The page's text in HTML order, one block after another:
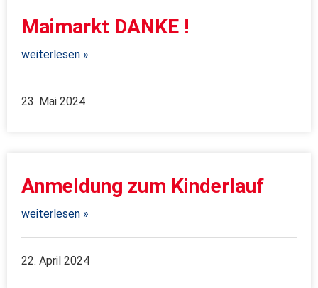
Maimarkt DANKE !
weiterlesen »
23. Mai 2024
Anmeldung zum Kinderlauf
weiterlesen »
22. April 2024